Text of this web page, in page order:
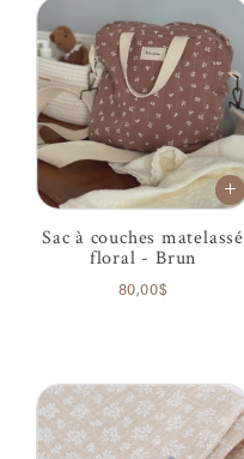
Sac à couches matelassé
floral - Brun
80,00$